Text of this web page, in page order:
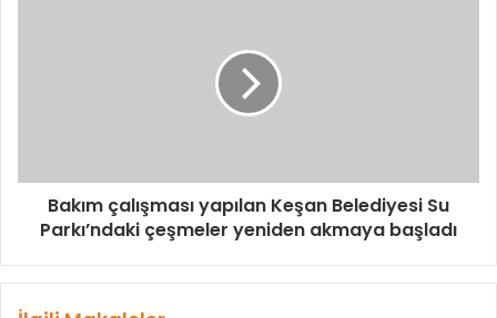
Bakım çalışması yapılan Keşan Belediyesi Su
Parkı’ndaki çeşmeler yeniden akmaya başladı